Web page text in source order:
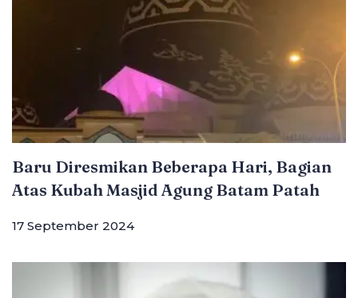
Baru Diresmikan Beberapa Hari, Bagian
Atas Kubah Masjid Agung Batam Patah
17 September 2024